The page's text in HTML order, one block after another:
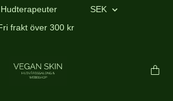
SEK
frakt över 300 kr